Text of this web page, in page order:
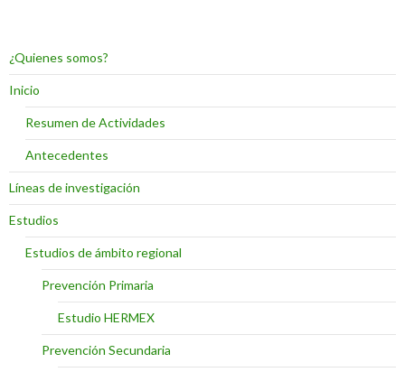
¿Quienes somos?
Inicio
Resumen de Actividades
Antecedentes
Líneas de investigación
Estudios
Estudios de ámbito regional
Prevención Primaria
Estudio HERMEX
Prevención Secundaria